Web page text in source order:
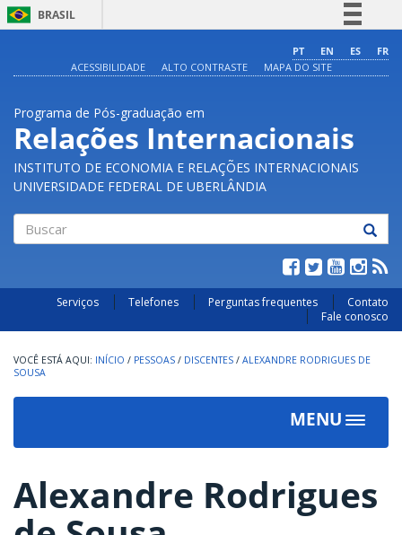
BRASIL
Comunica BR
Acesso à informação
Legislação
PT EN ES
FR
ACESSIBILIDADE
ALTO CONTRASTE MAPA DO SITE
Programa de Pós-graduação em
Relações Internacionais
INSTITUTO DE ECONOMIA E RELAÇÕES INTERNACIONAIS
UNIVERSIDADE FEDERAL DE UBERLÂNDIA
Serviços Telefones Perguntas frequentes
Contato
Fale conosco
INÍCIO / PESSOAS / DISCENTES / ALEXANDRE RODRIGUES DE
SOUSA
MENU
Toggle
Alexandre Rodrigues